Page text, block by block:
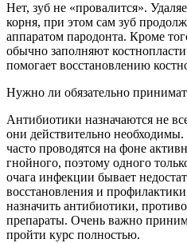
Нет, зуб не «провалится».
корня, при этом сам зуб
аппаратом пародонта. Кроме
обычно заполняют
помогает восстановлению
Нужно ли обязательно
Антибиотики назначаются не
они действительно
часто проводятся на фоне
гнойного, поэтому одного
очага инфекции бывает
восстановления и
назначить антибиотики,
препараты. Очень важно
пройти курс полностью.